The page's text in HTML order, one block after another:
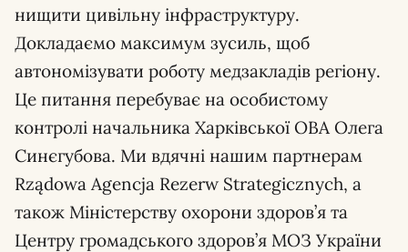
нищити цивільну інфраструктуру.
Докладаємо максимум зусиль, щоб
автономізувати роботу медзакладів регіону.
Це питання перебуває на особистому
контролі начальника Харківської ОВА Олега
Синєгубова. Ми вдячні нашим партнерам
Rządowa Agencja Rezerw Strategicznych, а
також Міністерству охорони здоров’я та
Центру громадського здоров’я МОЗ України